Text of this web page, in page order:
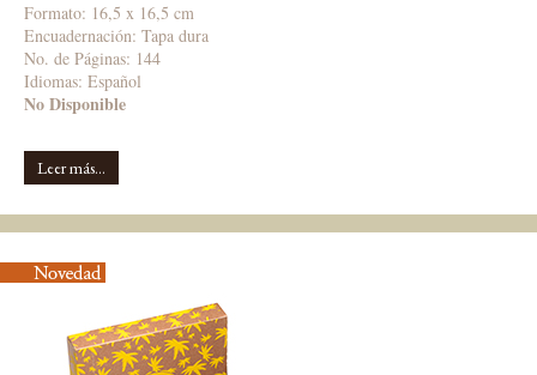
Formato: 16,5 x 16,5 cm
Encuadernación: Tapa dura
No. de Páginas: 144
Idiomas: Español
No Disponible
Leer más...